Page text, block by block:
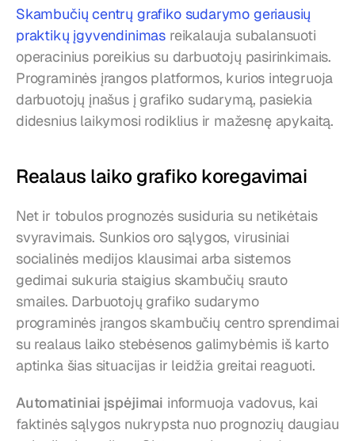
Skambučių centrų grafiko sudarymo geriausių
praktikų įgyvendinimas reikalauja subalansuoti
operacinius poreikius su darbuotojų pasirinkimais.
Programinės įrangos platformos, kurios integruoja
darbuotojų įnašus į grafiko sudarymą, pasiekia
didesnius laikymosi rodiklius ir mažesnę apykaitą.
Realaus laiko grafiko koregavimai
Net ir tobulos prognozės susiduria su netikėtais
svyravimais. Sunkios oro sąlygos, virusiniai
socialinės medijos klausimai arba sistemos
gedimai sukuria staigius skambučių srauto
smailes. Darbuotojų grafiko sudarymo
programinės įrangos skambučių centro sprendimai
su realaus laiko stebėsenos galimybėmis iš karto
aptinka šias situacijas ir leidžia greitai reaguoti.
Automatiniai įspėjimai informuoja vadovus, kai
faktinės sąlygos nukrypsta nuo prognozių daugiau